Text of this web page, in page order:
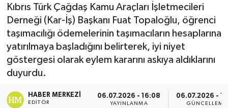
Kıbrıs Türk Çağdaş Kamu Araçları İşletmecileri
Derneği (Kar-İş) Başkanı Fuat Topaloğlu, öğrenci
taşımacılığı ödemelerinin taşımacıların hesaplarına
yatırılmaya başladığını belirterek, iyi niyet
göstergesi olarak eylem kararını askıya aldıklarını
duyurdu.
HABER MERKEZI
EDITÖR
06.07.2026 - 16:08
YAYINLANMA
06.07.2026 -
GÜNCELLEME
EĞİTİM
EKONOMİ
ENGLISH
Haber Arşivi